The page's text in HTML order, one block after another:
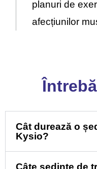
planuri de
afecțiunilor
Cât durează o
Kysio?
Câte ședințe de